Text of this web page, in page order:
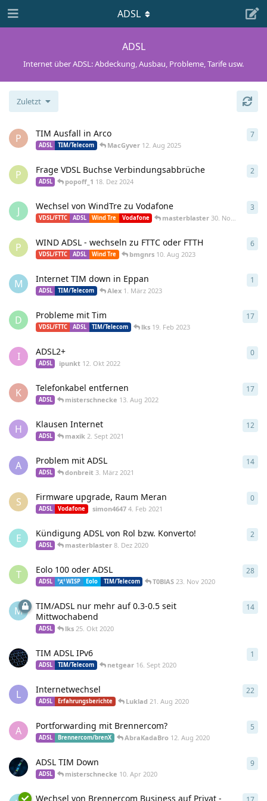
ADSL
Internet über ADSL: Abdeckung, Ausbau, Probleme, Tarife usw.
ADSL
Zuletzt
P TIM Ausfall in Arco
ADSL TIM/Telecom MacGyver 12. Aug 2025
7
P Frage VDSL Buchse Verbindungsabbrüche
ADSL popoff_1 18. Dez 2024
2
J Wechsel von WindTre zu Vodafone
VDSL/FTTC ADSL Wind Tre Vodafone masterblaster 30. Nov 2023
3
P WIND ADSL - wechseln zu FTTC oder FTTH
VDSL/FTTC ADSL Wind Tre bmgnrs 10. Aug 2023
6
M Internet TIM down in Eppan
ADSL TIM/Telecom Alex 1. März 2023
1
D Probleme mit Tim
VDSL/FTTC ADSL TIM/Telecom lks 19. Feb 2023
17
I ADSL2+
ADSL ipunkt 12. Okt 2022
0
K Telefonkabel entfernen
ADSL misterschnecke 13. Aug 2022
17
H Klausen Internet
ADSL maxik 2. Sept 2021
12
A Problem mit ADSL
ADSL donbreit 3. März 2021
14
S Firmware upgrade, Raum Meran
ADSL Vodafone simon4647 4. Feb 2021
0
E Kündigung ADSL von Rol bzw. Konverto!
ADSL masterblaster 8. Dez 2020
2
T Eolo 100 oder ADSL
ADSL WISP Eolo TIM/Telecom T0BlAS 23. Nov 2020
28
M
TIM/ADSL nur mehr auf 0.3-0.5 seit
Mittwochabend
ADSL lks 25. Okt 2020
14
TIM ADSL IPv6
ADSL TIM/Telecom netgear 16. Sept 2020
1
L Internetwechsel
ADSL Erfahrungsberichte Luklad 21. Aug 2020
22
A Portforwarding mit Brennercom?
ADSL Brennercom/brenX AbraKadaBro 12. Aug 2020
5
ADSL TIM Down
ADSL misterschnecke 10. Apr 2020
9
Wechsel von Brennercom Business auf Privat -